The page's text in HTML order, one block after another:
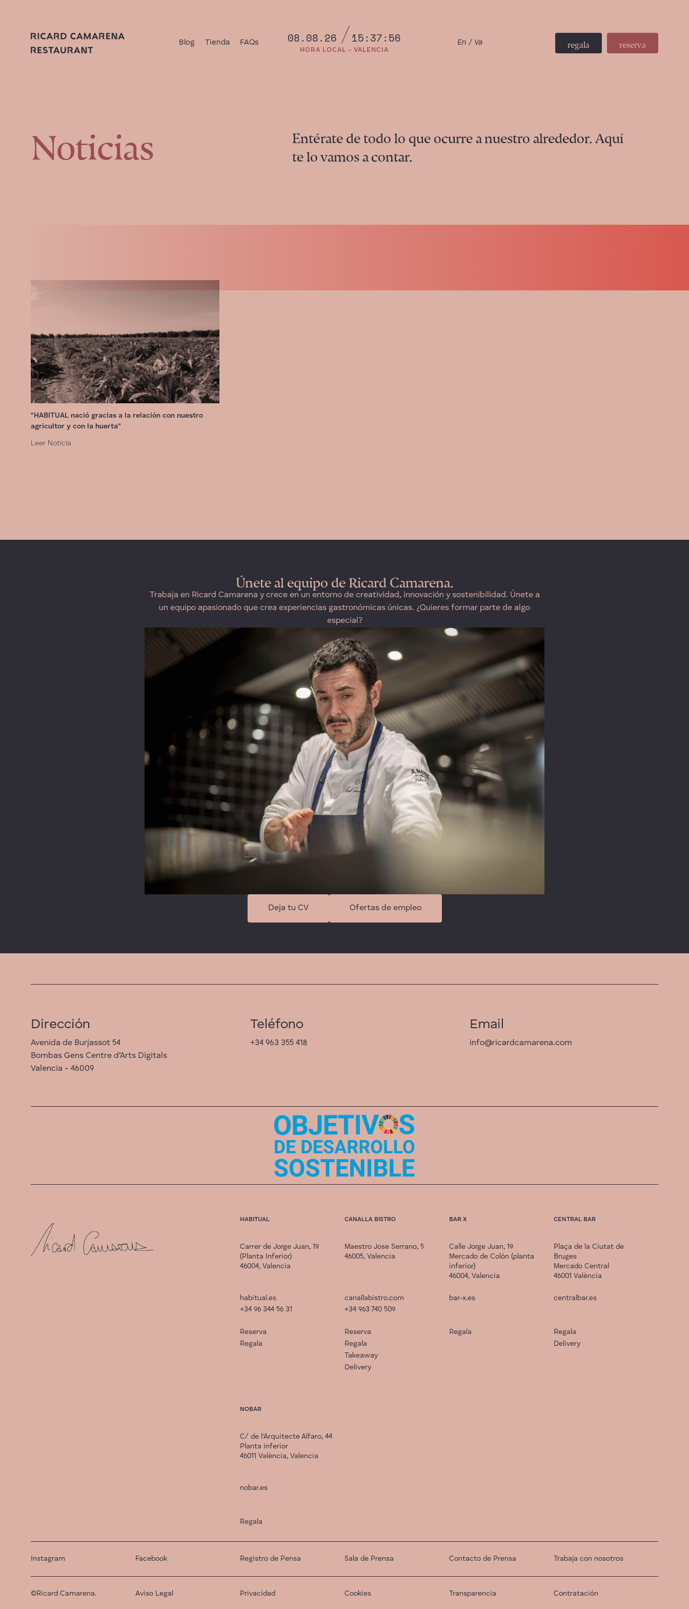
Blog Tienda FAQs 08.08.26 15:37:57
HORA LOCAL - VALENCIA
En / Va regala reserva
Noticias Entérate de todo lo que ocurre a nuestro alrededor. Aquí
te lo vamos a contar.
"HABITUAL nació gracias a la relación con nuestro
agricultor y con la huerta"
Leer Noticia
Únete al equipo de Ricard Camarena.
Trabaja en Ricard Camarena y crece en un entorno de creatividad, innovación y sostenibilidad. Únete a
un equipo apasionado que crea experiencias gastronómicas únicas. ¿Quieres formar parte de algo
especial?
Deja tu CV Ofertas de empleo
Dirección
Avenida de Burjassot 54
Bombas Gens Centre d’Arts Digitals
Valencia - 46009
Teléfono
+34 963 355 418
Email
info@ricardcamarena.com
HABITUAL
Carrer de Jorge Juan, 19
(Planta Inferior)
46004, Valencia
habitual.es
+34 96 344 56 31
Reserva
Regala
CANALLA BISTRO
Maestro Jose Serrano, 5
46005, Valencia
canallabistro.com
+34 963 740 509
Reserva
Regala
Takeaway
Delivery
BAR X
Calle Jorge Juan, 19
Mercado de Colón (planta
inferior)
46004, Valencia
bar-x.es
Regala
CENTRAL BAR
Plaça de la Ciutat de
Bruges
Mercado Central
46001 València
centralbar.es
Regala
Delivery
NOBAR
C/ de l'Arquitecte Alfaro, 44
Planta inferior
46011 València, Valencia
nobar.es
Regala
Instagram Facebook Registro de Pensa Sala de Prensa Contacto de Prensa Trabaja con nosotros
©Ricard Camarena. Aviso Legal Privacidad Cookies Transparencia Contratación